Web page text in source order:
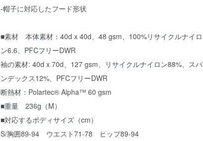
-帽子に対応したフード形状
■素材 本体素材：40d x 40d、48 gsm、100%リサイクルナイロ
ン6.6、PFCフリーDWR
袖の素材: 40d x 70d、127 gsm、リサイクルナイロン88%、スパ
ンデックス12%、PFCフリーDWR
断熱材：Polartec® Alpha™ 60 gsm
■重量 236g（M）
■対応するボディサイズ（cm）
S/胸囲89-94 ウエスト71-78 ヒップ89-94